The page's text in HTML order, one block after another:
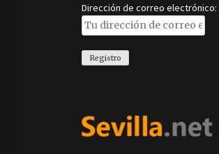
Dirección de correo electrónico: